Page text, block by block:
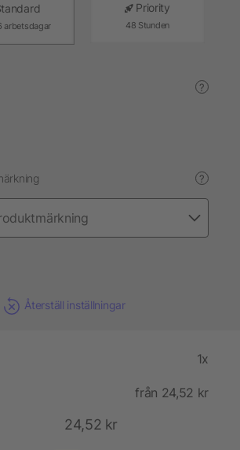
arbetsdagar
Priority
48 Stunden
?
?
Återställ inställningar
1x
från 24,52 kr
24,52 kr